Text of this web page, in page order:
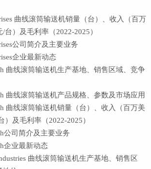
曲线滚筒输送机销量（台）、收入（百万
台）及毛利率（2022-2025）
公司简介及主要业务
企业最新动态
曲线滚筒输送机生产基地、销售区域、竞争
曲线滚筒输送机产品规格、参数及市场应用
曲线滚筒输送机销量（台）、收入（百万美
）及毛利率（2022-2025）
公司简介及主要业务
企业最新动态
曲线滚筒输送机生产基地、销售区